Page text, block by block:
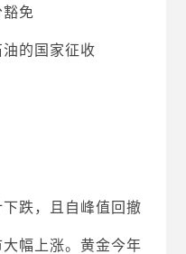
豁免
的国家征收
跌，且自峰值回撤
幅上涨。黄金今年